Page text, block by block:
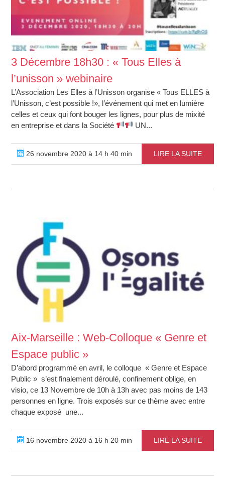
3 Décembre 18h30 : « Tous Elles à
l’unisson » webinaire
L’Association Les Elles à l’Unisson organise « Tous ELLES à
l’Unisson, c’est possible !», l’événement qui met en lumière
celles et ceux qui font bouger les lignes, pour plus de mixité
en entreprise et dans la Société
UN...
26 novembre 2020 à 14 h 40 min LIRE LA SUITE
Aix-Marseille : Web-Colloque « Genre et
Espace public »
D’abord programmé en avril, le colloque « Genre et Espace
Public » s’est finalement déroulé, confinement oblige, en
visio, ce 13 Novembre de 10h à 13h avec pas moins de 143
personnes en ligne. Trois exposés sur ce thème avec entre
chaque exposé une...
16 novembre 2020 à 16 h 20 min LIRE LA SUITE